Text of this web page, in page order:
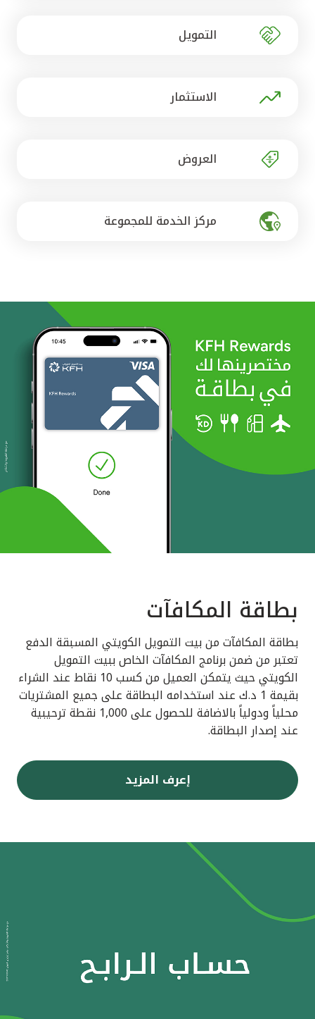
مصر
التمويل
الاستثمار
العروض
مركز الخدمة للمجموعة
بطاقة المكافآت
بطاقة المكافآت من بيت التمويل الكويتي المسبقة الدفع
تعتبر من ضمن برنامج المكافآت الخاص ببيت التمويل
الكويتي حيث يتمكن العميل من كسب 10 نقاط عند الشراء
بقيمة 1 د.ك عند استخدامه البطاقة على جميع المشتريات
محلياً ودولياً بالاضافة للحصول على 1,000 نقطة ترحيبية
عند إصدار البطاقة.
إعرف المزيد